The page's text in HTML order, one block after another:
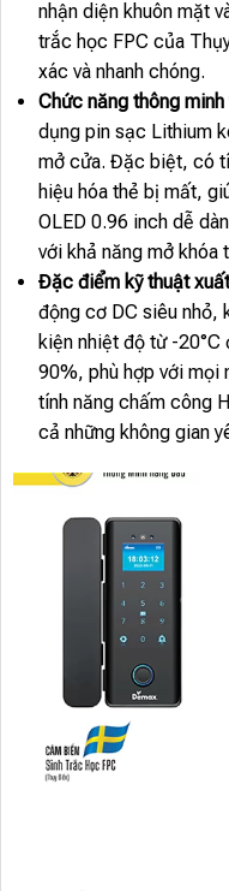
nhận diện khuôn mặt
trắc học FPC của
xác và nhanh chóng.
Chức năng thông
dụng pin sạc Lithium
mở cửa. Đặc biệt, có
hiệu hóa thẻ bị mất,
OLED 0.96 inch dễ
với khả năng mở khóa
Đặc điểm kỹ thuật
động cơ DC siêu nhỏ,
kiện nhiệt độ từ -20°C
90%, phù hợp với mọi
tính năng chấm công
cả những không gian